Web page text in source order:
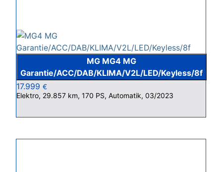
MG MG4 MG
Garantie/ACC/DAB/KLIMA/V2L/LED/Keyless/8f
17.999 €
Elektro, 29.857 km, 170 PS, Automatik, 03/2023